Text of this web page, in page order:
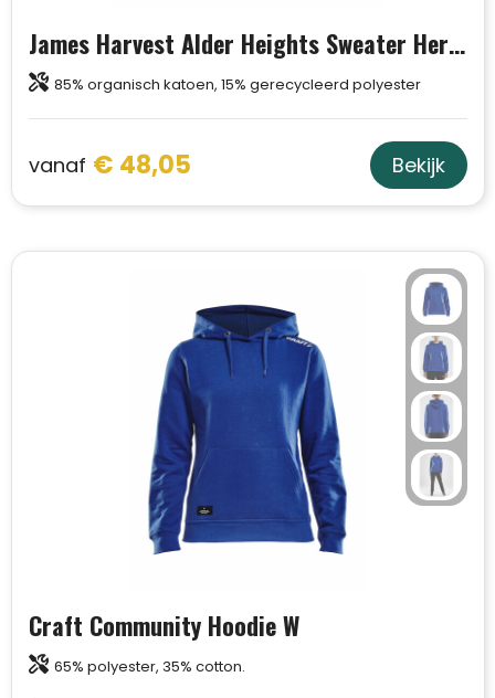
James Harvest Alder Heights Sweater Heren
85% organisch katoen, 15% gerecycleerd polyester
vanaf € 48,05 Bekijk
Craft Community Hoodie W
65% polyester, 35% cotton.